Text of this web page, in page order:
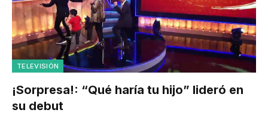
TELEVISIÓN
¡Sorpresa!: “Qué haría tu hijo” lideró en
su debut